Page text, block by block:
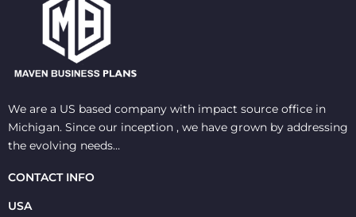
We are a US based company with impact source office in
Michigan. Since our inception , we have grown by addressing
the evolving needs…
CONTACT INFO
USA